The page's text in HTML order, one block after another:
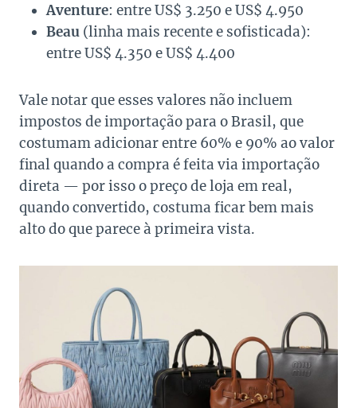
Aventure: entre US$ 3.250 e US$ 4.950
Beau (linha mais recente e sofisticada):
entre US$ 4.350 e US$ 4.400
Vale notar que esses valores não incluem
impostos de importação para o Brasil, que
costumam adicionar entre 60% e 90% ao valor
final quando a compra é feita via importação
direta — por isso o preço de loja em real,
quando convertido, costuma ficar bem mais
alto do que parece à primeira vista.